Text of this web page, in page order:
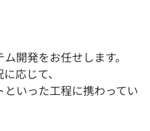
開発をお任せします。
応じて、
いった工程に携わってい